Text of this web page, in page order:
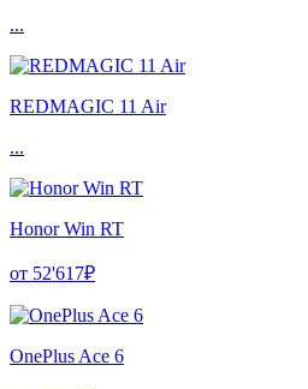
...
REDMAGIC 11 Air
...
Honor Win RT
от 52'617₽
OnePlus Ace 6